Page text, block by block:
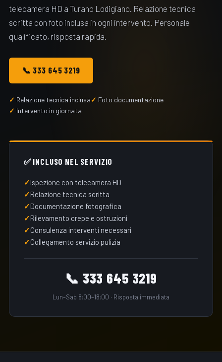
telecamera HD a Turano Lodigiano. Relazione tecnica
scritta con foto inclusa in ogni intervento. Personale
qualificato, risposta rapida.
📞 333 645 3219
Relazione tecnica inclusa
Foto documentazione
Intervento in giornata
✅ INCLUSO NEL SERVIZIO
Ispezione con telecamera HD
Relazione tecnica scritta
Documentazione fotografica
Rilevamento crepe e ostruzioni
Consulenza interventi necessari
Collegamento servizio pulizia
📞 333 645 3219
Lun–Sab 8:00–18:00 · Risposta immediata